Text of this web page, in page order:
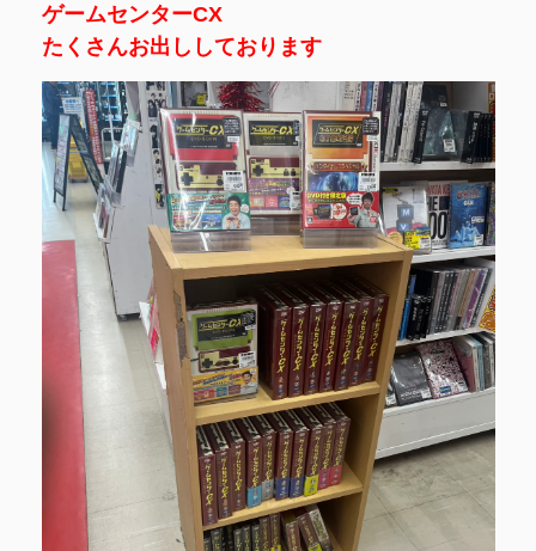
ゲームセンターCX
たくさんお出ししております